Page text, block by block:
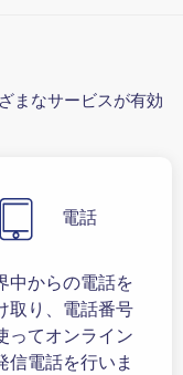
まなサービスが有効
電話
中からの電話を
取り、電話番号
ってオンライン
信電話を行いま